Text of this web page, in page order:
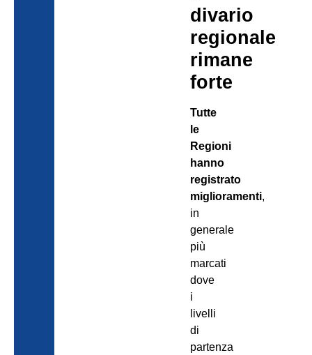
divario
regionale
rimane
forte
Tutte
le
Regioni
hanno
registrato
miglioramenti,
in
generale
più
marcati
dove
i
livelli
di
partenza